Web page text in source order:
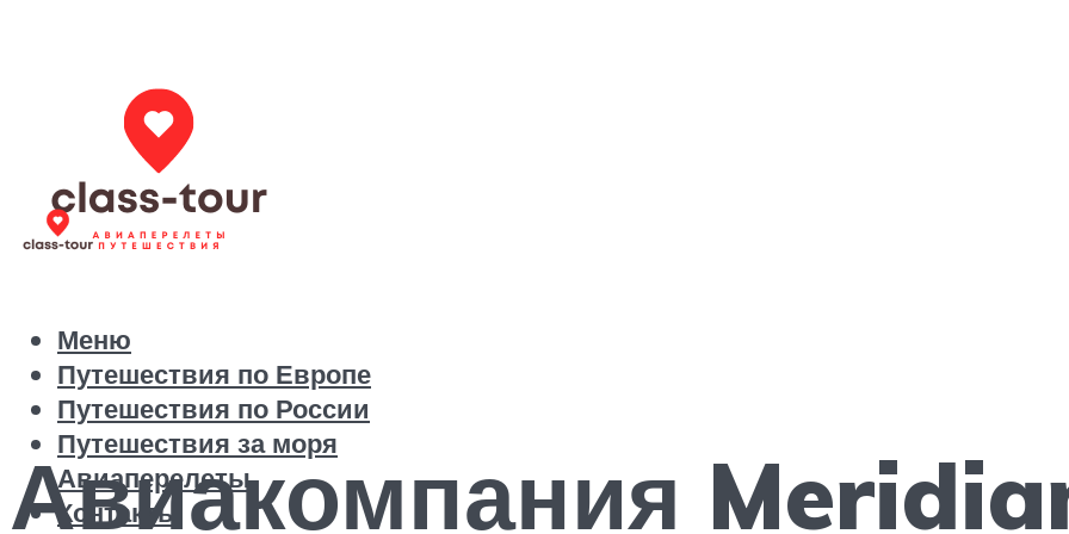
Путешествия по Европе
Путешествия по России
Путешествия за моря
Авиаперелеты
Контакты
Меню
Авиакомпания